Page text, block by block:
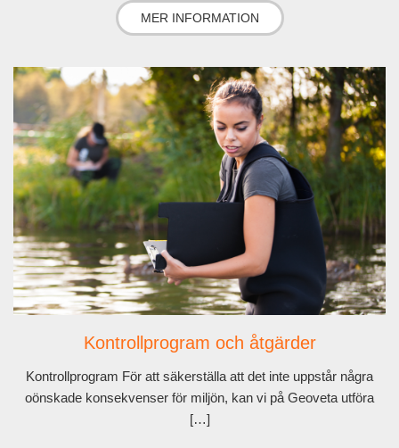
MER INFORMATION
Kontrollprogram och åtgärder
Kontrollprogram För att säkerställa att det inte uppstår några
oönskade konsekvenser för miljön, kan vi på Geoveta utföra
[…]